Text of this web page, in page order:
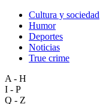
Cultura y sociedad
Humor
Deportes
Noticias
True crime
A - H
I - P
Q - Z